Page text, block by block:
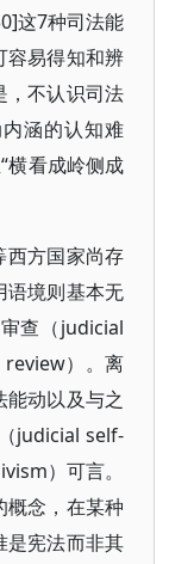
这7种司法能
容易得知和辨
，不认识司法
涵的认知难
横看成岭侧成
西方国家尚存
语境则基本无
查（judicial
）。离
动以及与之
judicial self-
）可言。
概念，在某种
是宪法而非其